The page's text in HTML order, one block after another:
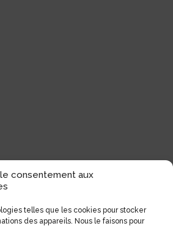
consentement aux
telles que les cookies pour stocker
des appareils. Nous le faisons pour